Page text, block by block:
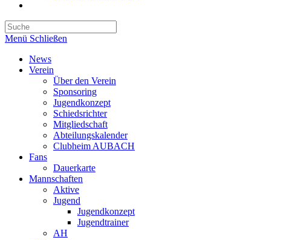
search
Menü Schließen
News
Verein
Über den Verein
Sponsoring
Jugendkonzept
Schiedsrichter
Mitgliedschaft
Abteilungskalender
Clubheim AUBACH
Fans
Dauerkarte
Mannschaften
Aktive
Jugend
Jugendkonzept
Jugendtrainer
AH